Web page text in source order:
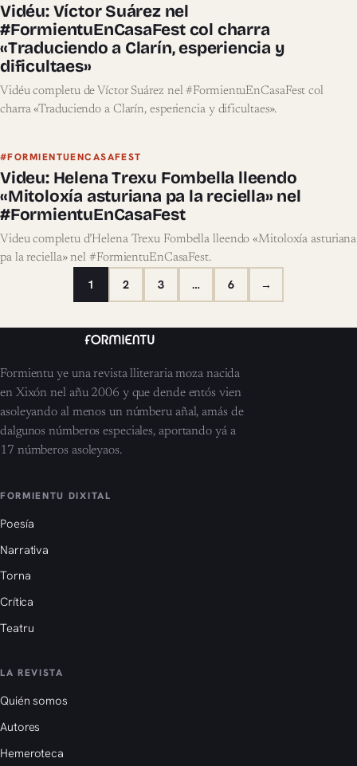
Vidéu: Víctor Suárez nel
#FormientuEnCasaFest col charra
«Traduciendo a Clarín, esperiencia y
dificultaes»
Vidéu completu de Víctor Suárez nel #FormientuEnCasaFest col
charra «Traduciendo a Clarín, esperiencia y dificultaes».
#FORMIENTUENCASAFEST
Videu: Helena Trexu Fombella lleendo
«Mitoloxía asturiana pa la reciella» nel
#FormientuEnCasaFest
Videu completu d’Helena Trexu Fombella lleendo «Mitoloxía asturiana
pa la reciella» nel #FormientuEnCasaFest.
1 2 3 … 6 →
Formientu ye una revista lliteraria moza nacida
en Xixón nel añu 2006 y que dende entós vien
asoleyando al menos un númberu añal, amás de
dalgunos númberos especiales, aportando yá a
17 númberos asoleyaos.
FORMIENTU DIXITAL
Poesía
Narrativa
Torna
Crítica
Teatru
LA REVISTA
Quién somos
Autores
Hemeroteca